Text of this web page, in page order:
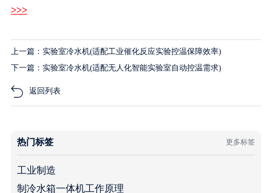
>>>
上一篇：实验室冷水机(适配工业催化反应实验控温保障效率)
下一篇：实验室冷水机(适配无人化智能实验室自动控温需求)
返回列表
热门标签 更多标签
工业制造
制冷水箱一体机工作原理